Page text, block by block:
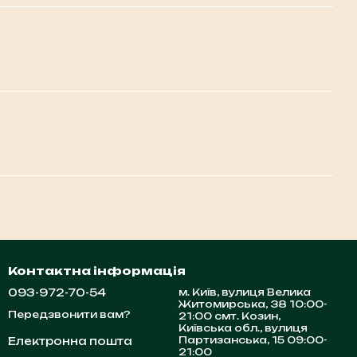
Контактна інформація
093-972-70-54
Передзвонити вам?
Електронна пошта
м. Київ, вулиця Велика
Житомирська, 38 10:00-
21:00 смт. Козин,
Київська обл., вулиця
Партизанська, 15 09:00-
21:00